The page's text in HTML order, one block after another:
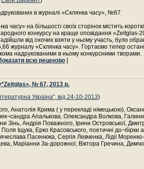
в журналі «Склянка часу», №67
на більшості своїх сторінок містить
конкурсу на краще оповідання «Zeitglas-
від охочих взяти у ньому участь, було
журналу «Склянка часу». Гортаємо тепер
надрукованими в ньому конкурсними творами.
всю рецензію ]
№ 67, 2013 р.
Україна", від 24-10-2013)
Анатолія Крима ( у перекладі німецькою),
Апалькова, Олександра Волкова,
Зінь, Андрія Поважного, Ірини Островської,
Іщука, Ерко Красовського, поетичні до¬бірки
Пасенюка, Сергія Левченка, Лідії
Маріанни За-дорожної, Віктора Гречина,